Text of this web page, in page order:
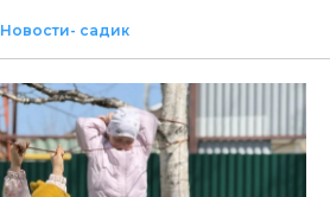
Новости- садик